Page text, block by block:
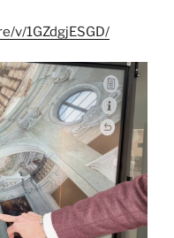
v/1GZdgjESGD/